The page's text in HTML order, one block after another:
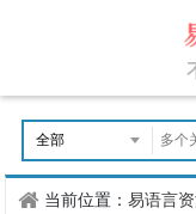
当前位置：易语言